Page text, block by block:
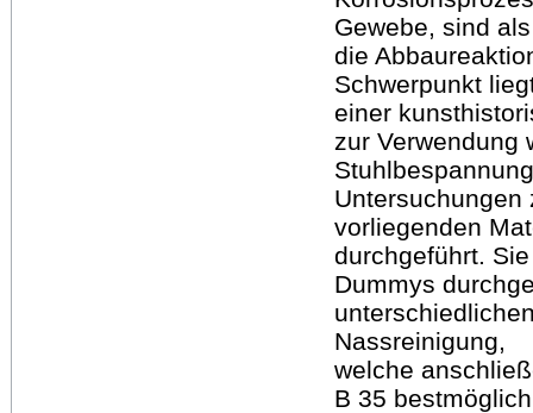
Gewebe, sind
die
Schwerpunkt
einer
zur Verwendung
Untersuchungen
vorliegenden
durchgeführt.
Dummys
Nassreinigung,
welche
B 35